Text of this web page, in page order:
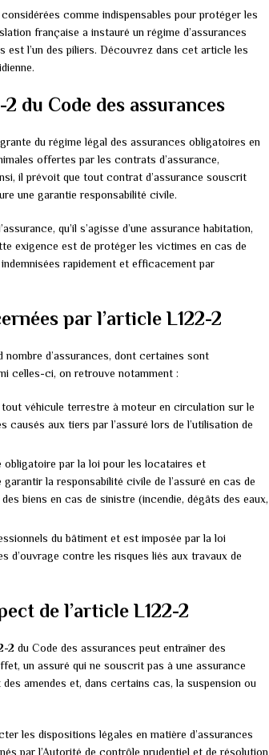
comme indispensables pour protéger les
française a instauré un régime d’assurances
est l’un des piliers. Découvrez dans cet article les
du Code des assurances
du régime légal des assurances obligatoires en
offertes par les contrats d’assurance,
il prévoit que tout contrat d’assurance souscrit
une garantie responsabilité civile.
qu’il s’agisse d’une assurance habitation,
exigence est de protéger les victimes en cas de
rapidement et efficacement par
par l’article L122-2
d’assurances, dont certaines sont
celles-ci, on retrouve notamment :
véhicule terrestre à moteur en circulation sur le
aux tiers par l’assuré lors de l’utilisation de
obligatoire par la loi pour les locataires et
la responsabilité civile de l’assuré en cas de
biens en cas de sinistre (incendie, dégâts des eaux,
du bâtiment et est imposée par la loi
d’ouvrage contre les risques liés aux travaux de
de l’article L122-2
du Code des assurances peut entraîner des
un assuré qui ne souscrit pas à une assurance
amendes et, dans certains cas, la suspension ou
les dispositions légales en matière d’assurances
par l’Autorité de contrôle prudentiel et de résolution